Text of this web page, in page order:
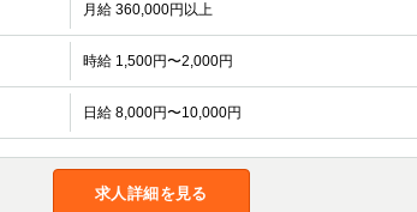
月給 360,000円以上
時給 1,500円〜2,000円
日給 8,000円〜10,000円
求人詳細を見る